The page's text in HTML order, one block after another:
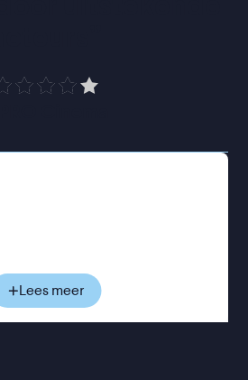
een zoon samen met zijn zus
relatie met hun moeder. In
deel, bezoeken een zus
huis na het overlijden
Lees meer